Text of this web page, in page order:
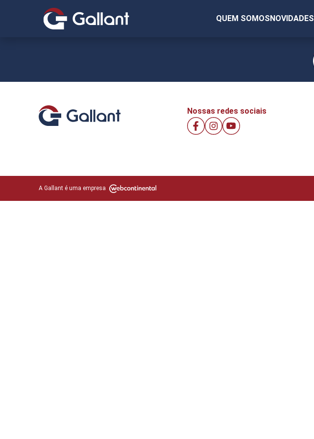
QUEM SOMOSNOVIDADES
Nossas redes sociais
A Gallant é uma empresa